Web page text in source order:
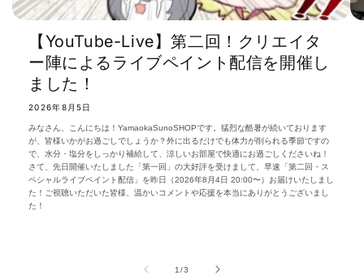
【YouTube-Live】第二回！クリエイタ
ー陣によるライブペイント配信を開催し
ました！
2026年8月5日
みなさん、こんにちは！YamaokaSunoSHOPです。猛烈な酷暑が続いております
が、皆様いかがお過ごしでしょうか？外に出るだけでも体力が削られる季節ですの
で、水分・塩分をしっかり補給して、涼しいお部屋で快適にお過ごしくださいね！
さて、先日開催いたしました「第一回」の大好評を受けまして、早速「第二回・ス
ペシャルライブペイント配信」を昨日（2026年8月4日 20:00〜）お届けいたしまし
た！ご視聴いただいた皆様、温かいコメントや応援を本当にありがとうございまし
た！
1/の
3